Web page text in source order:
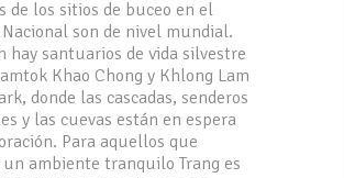
de los sitios de buceo en el
son de nivel mundial.
hay santuarios de vida silvestre
Khao Chong y Khlong Lam
donde las cascadas, senderos
y las cuevas están en espera
Para aquellos que
ambiente tranquilo Trang es